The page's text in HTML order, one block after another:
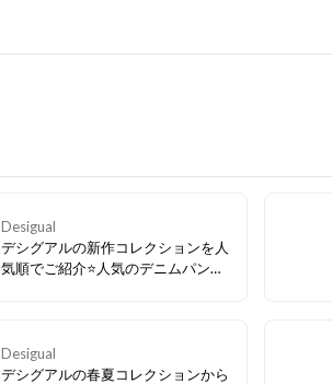
Desigual
デシグアルの新作コレクションを人
気順でご紹介⭐人気のデニムパンツ
Desigual
デシグアルの春夏コレクションから